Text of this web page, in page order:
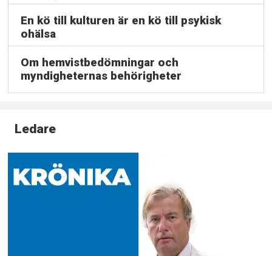
En kö till kulturen är en kö till psykisk
ohälsa
Om hemvistbedömningar och
myndigheternas behörigheter
Ledare